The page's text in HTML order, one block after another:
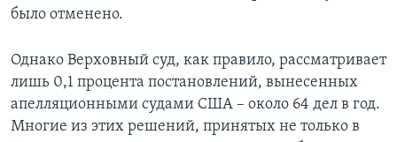
было отменено.
Однако Верховный суд, как правило, рассматривает
лишь 0,1 процента постановлений, вынесенных
апелляционными судами США – около 64 дел в год.
Многие из этих решений, принятых не только в